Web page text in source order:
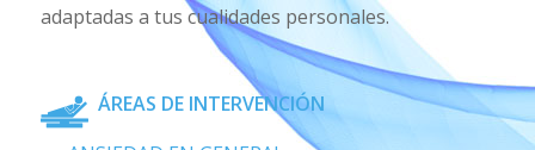
adaptadas a tus cualidades personales.
ÁREAS DE INTERVENCIÓN